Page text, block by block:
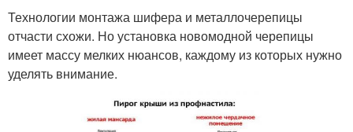
Технологии монтажа шифера и металлочерепицы
отчасти схожи. Но установка новомодной черепицы
имеет массу мелких нюансов, каждому из которых нужно
уделять внимание.